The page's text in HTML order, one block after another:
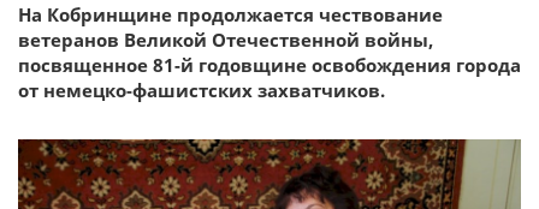
На Кобринщине продолжается чествование
ветеранов Великой Отечественной войны,
посвященное 81-й годовщине освобождения города
от немецко-фашистских захватчиков.